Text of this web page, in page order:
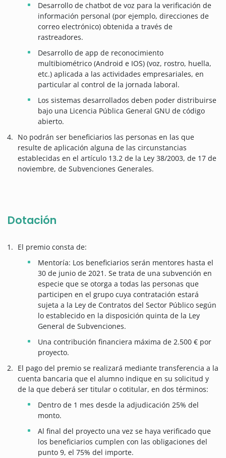
Desarrollo de chatbot de voz para la verificación de
información personal (por ejemplo, direcciones de
correo electrónico) obtenida a través de
rastreadores.
Desarrollo de app de reconocimiento
multibiométrico (Android e IOS) (voz, rostro, huella,
etc.) aplicada a las actividades empresariales, en
particular al control de la jornada laboral.
Los sistemas desarrollados deben poder distribuirse
bajo una Licencia Pública General GNU de código
abierto.
No podrán ser beneficiarios las personas en las que
resulte de aplicación alguna de las circunstancias
establecidas en el artículo 13.2 de la Ley 38/2003, de 17 de
noviembre, de Subvenciones Generales.
Dotación
El premio consta de:
Mentoría: Los beneficiarios serán mentores hasta el
30 de junio de 2021. Se trata de una subvención en
especie que se otorga a todas las personas que
participen en el grupo cuya contratación estará
sujeta a la Ley de Contratos del Sector Público según
lo establecido en la disposición quinta de la Ley
General de Subvenciones.
Una contribución financiera máxima de 2.500 € por
proyecto.
El pago del premio se realizará mediante transferencia a la
cuenta bancaria que el alumno indique en su solicitud y
de la que deberá ser titular o cotitular, en dos términos:
Dentro de 1 mes desde la adjudicación 25% del
monto.
Al final del proyecto una vez se haya verificado que
los beneficiarios cumplen con las obligaciones del
punto 9, el 75% del importe.